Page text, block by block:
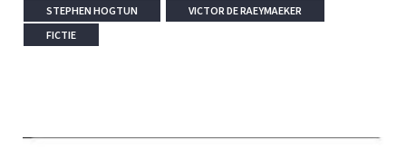
STEPHEN HOGTUN
VICTOR DE RAEYMAEKER
FICTIE